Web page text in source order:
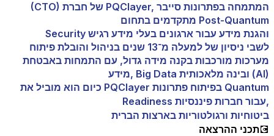
(CTO) של חברת PQClayer, המתמחה בפתרונות סייבר
מתקדמים בתחום Post-Quantum
Security והגנת מידע עבור ארגונים בעלי מידע רגיש
לשבי ניסיון של למעלה מ־13 שנים בניהול והובלת פיתוח
מערכות מורכבות בקנה מידה גדול, עם התמחות באבטחת
מידע, Big Data ובינה מלאכותית (AI)
כיום הוא מוביל את PQClayer בפיתוח פתרונות Quantum
Readiness עבור חברות פיננסיות,
ביטוחיות ורגולטוריות בארצות הברית
תכני ההרצאה💽